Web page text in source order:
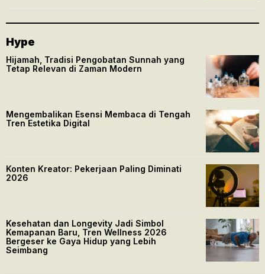
Hype
Hijamah, Tradisi Pengobatan Sunnah yang
Tetap Relevan di Zaman Modern
Mengembalikan Esensi Membaca di Tengah
Tren Estetika Digital
Konten Kreator: Pekerjaan Paling Diminati
2026
Kesehatan dan Longevity Jadi Simbol
Kemapanan Baru, Tren Wellness 2026
Bergeser ke Gaya Hidup yang Lebih
Seimbang